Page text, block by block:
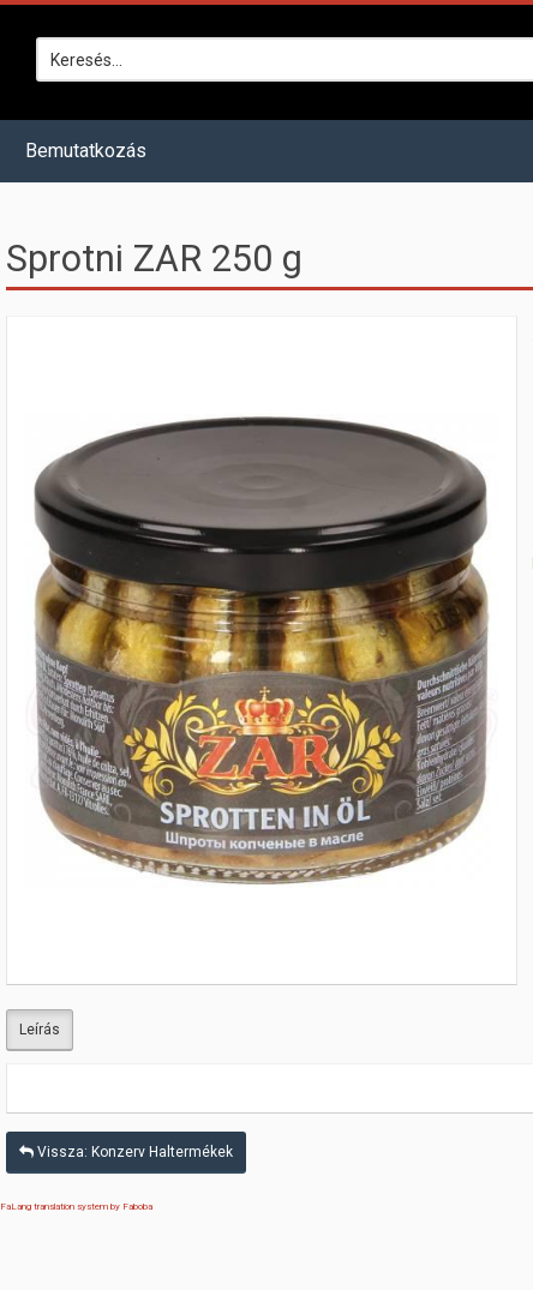
Bemutatkozás
Sprotni ZAR 250 g
Leírás
Vissza: Konzerv Haltermékek
FaLang translation system by Faboba